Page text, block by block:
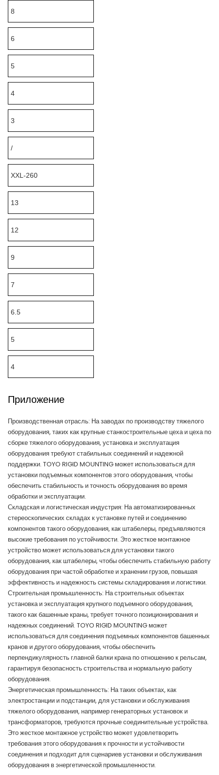
8
6
5
4
3
/
XXL-260
13
12
9
7
6.5
5
4
Приложение
Производственная отрасль: На заводах по производству тяжелого
оборудования, таких как крупные станкостроительные цеха и цеха по
сборке тяжелого оборудования, установка и эксплуатация
оборудования требуют стабильных соединений и надежной
поддержки. TOYO RIGID MOUNTING может использоваться для
установки подъемных компонентов этого оборудования, чтобы
обеспечить стабильность и точность оборудования во время
обработки и эксплуатации.
Складская и логистическая индустрия: На автоматизированных
стереоскопических складах к установке путей и соединению
компонентов такого оборудования, как штабелеры, предъявляются
высокие требования по устойчивости. Это жесткое монтажное
устройство может использоваться для установки такого
оборудования, как штабелеры, чтобы обеспечить стабильную работу
оборудования при частой обработке и хранении грузов, повышая
эффективность и надежность системы складирования и логистики.
Строительная промышленность: На строительных объектах
установка и эксплуатация крупного подъемного оборудования,
такого как башенные краны, требует точного позиционирования и
надежных соединений. TOYO RIGID MOUNTING может
использоваться для соединения подъемных компонентов башенных
кранов и другого оборудования, чтобы обеспечить
перпендикулярность главной балки крана по отношению к рельсам,
гарантируя безопасность строительства и нормальную работу
оборудования.
Энергетическая промышленность: На таких объектах, как
электростанции и подстанции, для установки и обслуживания
тяжелого оборудования, например генераторных установок и
трансформаторов, требуются прочные соединительные устройства.
Это жесткое монтажное устройство может удовлетворить
требования этого оборудования к прочности и устойчивости
соединения и подходит для сценариев установки и обслуживания
оборудования в энергетической промышленности.